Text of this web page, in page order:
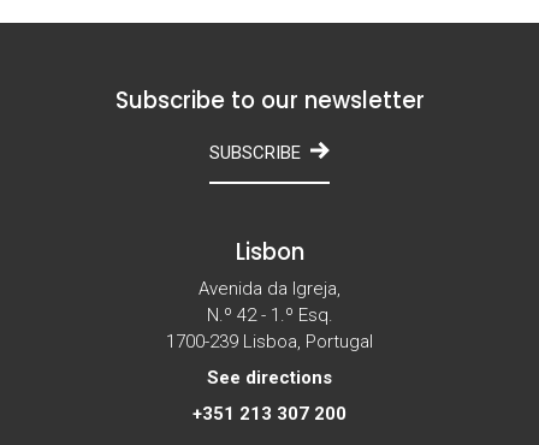
Subscribe to our newsletter
SUBSCRIBE
Lisbon
Avenida da Igreja,
N.º 42 - 1.º Esq.
1700-239 Lisboa, Portugal
See directions
+351 213 307 200